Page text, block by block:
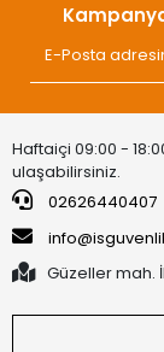
Haftaiçi 09:00 -
ulaşabilirsiniz.
02626440407
Güzeller mah.